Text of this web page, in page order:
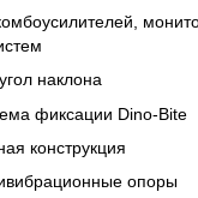
наклона
фиксации Dino-Bite
конструкция
опоры